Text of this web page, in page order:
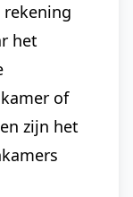
het
of
zijn het